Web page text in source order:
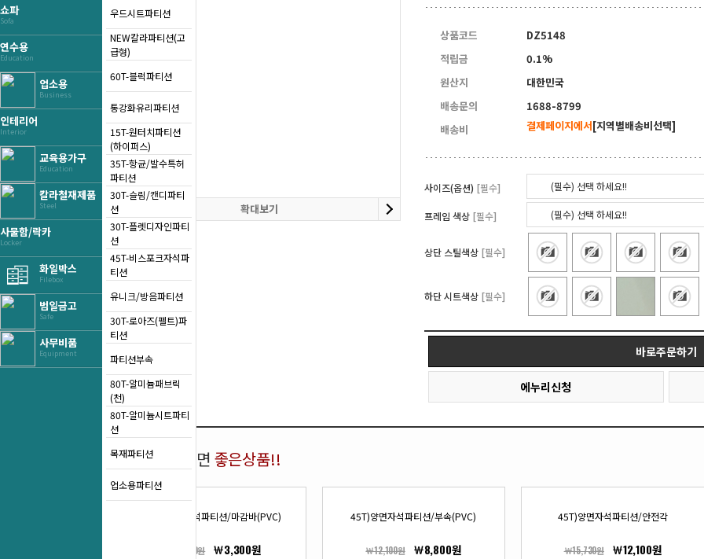
쇼파
Sofa
연수용
Education
업소용
Business
인테리어
Interior
교육용가구
Education
칼라철재제품
Steel
사물함/락카
Locker
화일박스
Filebox
범일금고
Safe
사무비품
Equipment
우드시트파티션
NEW칼라파티션(고
급형)
60T-블럭파티션
통강화유리파티션
15T-원터치파티션
(하이퍼스)
35T-항균/발수특허
파티션
30T-슬림/캔디파티
션
30T-플렛디자인파티
션
45T-비스포크자석파
티션
유니크/방음파티션
30T-로아즈(펠트)파
티션
파티션부속
80T-알미늄패브릭
(천)
80T-알미늄시트파티
션
목재파티션
업소용파티션
5
확대보기
상품코드
DZ5148
적립금
0.1%
원산지
대한민국
배송문의
1688-8799
배송비
결제페이지에서[지역별배송비선택]
사이즈(옵션) [필수] (필수) 선택 하세요!!
프레임 색상 [필수] (필수) 선택 하세요!!
상단 스틸색상 [필수]
하단 시트색상 [필수]
바로주문하기
에누리신청
함께 구매하면 좋은상품!!
45T)양면자석파티션/마감바(PVC)
￦4,400원 ￦3,300원
45T)양면자석파티션/부속(PVC)
￦12,100원 ￦8,800원
45T)양면자석파티션/안전각
￦15,730원 ￦12,100원